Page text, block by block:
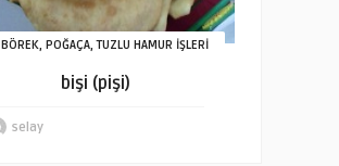
BÖREK, POĞAÇA, TUZLU HAMUR İŞLERİ
bişi (pişi)
selay